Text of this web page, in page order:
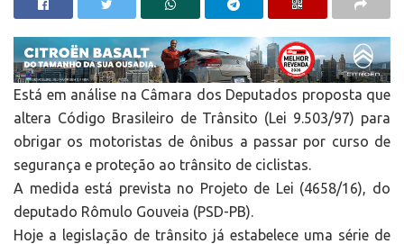
Está em análise na Câmara dos Deputados proposta que
altera Código Brasileiro de Trânsito (Lei 9.503/97) para
obrigar os motoristas de ônibus a passar por curso de
segurança e proteção ao trânsito de ciclistas.
A medida está prevista no Projeto de Lei (4658/16), do
deputado Rômulo Gouveia (PSD-PB).
Hoje a legislação de trânsito já estabelece uma série de